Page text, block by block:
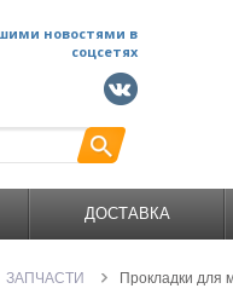
новостями в
соцсетях
ДОСТАВКА
ЗАПЧАСТИ Прокладки для